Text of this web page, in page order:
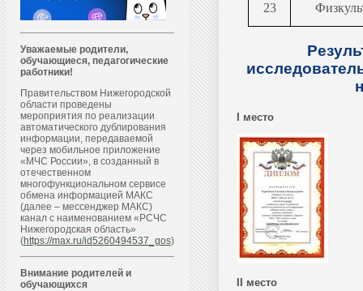
Уважаемые родители,
обучающиеся, педагогические
работники!
Правительством Нижегородской
области проведены
мероприятия по реализации
автоматического дублирования
информации, передаваемой
через мобильное приложение
«МЧС России», в созданный в
отечественном
многофункциональном сервисе
обмена информацией МАКС
(далее – мессенджер МАКС)
канал с наименованием «РСЧС
Нижегородская область»
(https://max.ru/id5260494537_gos)
Внимание родителей и
обучающихся
23
I место
II место